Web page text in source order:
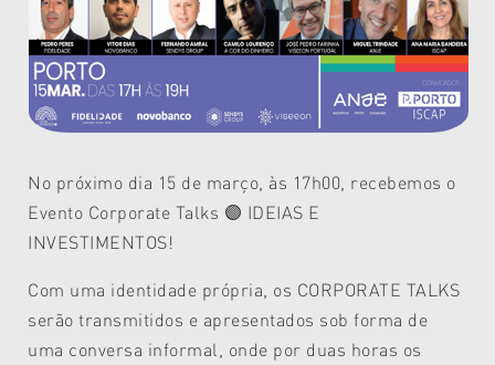
No próximo dia 15 de março, às 17h00, recebemos o
Evento Corporate Talks 🟣 IDEIAS E
INVESTIMENTOS!
Com uma identidade própria, os CORPORATE TALKS
serão transmitidos e apresentados sob forma de
uma conversa informal, onde por duas horas os